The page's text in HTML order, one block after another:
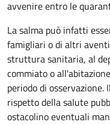
avvenire entro le
La salma può infatti
famigliari o di altri
struttura sanitaria, al
commiato o
periodo di
rispetto della salute
ostacolino eventuali